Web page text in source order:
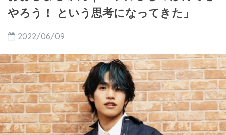
やろう！ という思考になってきた」
2022/06/09